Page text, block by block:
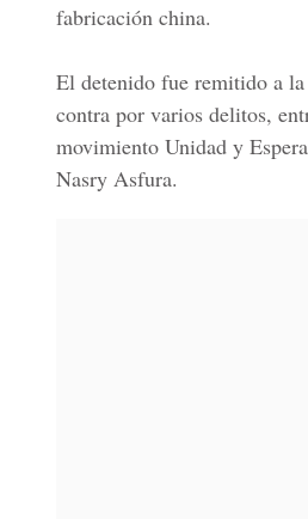
fabricación china.
El detenido fue remitido a
contra por varios delitos,
movimiento Unidad y
Nasry Asfura.